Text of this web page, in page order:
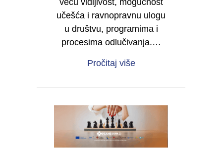
veću vidljivost, mogućnost
učešća i ravnopravnu ulogu
u društvu, programima i
procesima odlučivanja.…
Pročitaj višeabout Želite da i